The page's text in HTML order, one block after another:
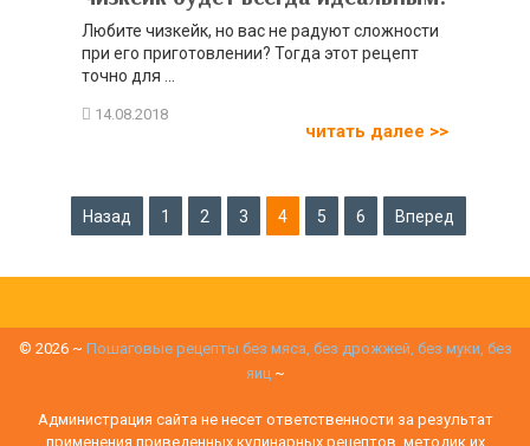
Любите чизкейк, но вас не радуют сложности
при его приготовлении? Тогда этот рецепт
точно для ...
читать далее >>
Пагинация
Назад 1 2 3 4 5 6 Вперед
© 2026~ Пошаговые рецепты без мяса, без дрожжей, без муки, без
яиц ~
Администрация сайта не несет ответственности за результат
применения приведенных кулинарных рецептов, методик их